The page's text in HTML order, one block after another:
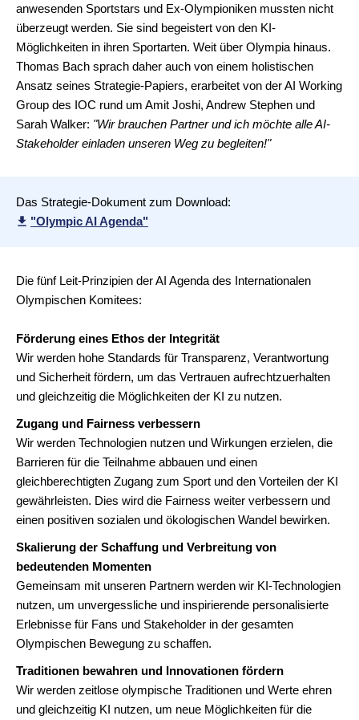
anwesenden Sportstars und Ex-Olympioniken mussten nicht
überzeugt werden. Sie sind begeistert von den KI-
Möglichkeiten in ihren Sportarten. Weit über Olympia hinaus.
Thomas Bach sprach daher auch von einem holistischen
Ansatz seines Strategie-Papiers, erarbeitet von der AI Working
Group des IOC rund um Amit Joshi, Andrew Stephen und
Sarah Walker: "Wir brauchen Partner und ich möchte alle AI-
Stakeholder einladen unseren Weg zu begleiten!"
Das Strategie-Dokument zum Download:
"Olympic AI Agenda"
Die fünf Leit-Prinzipien der AI Agenda des Internationalen
Olympischen Komitees:
Förderung eines Ethos der Integrität
Wir werden hohe Standards für Transparenz, Verantwortung
und Sicherheit fördern, um das Vertrauen aufrechtzuerhalten
und gleichzeitig die Möglichkeiten der KI zu nutzen.
Zugang und Fairness verbessern
Wir werden Technologien nutzen und Wirkungen erzielen, die
Barrieren für die Teilnahme abbauen und einen
gleichberechtigten Zugang zum Sport und den Vorteilen der KI
gewährleisten. Dies wird die Fairness weiter verbessern und
einen positiven sozialen und ökologischen Wandel bewirken.
Skalierung der Schaffung und Verbreitung von
bedeutenden Momenten
Gemeinsam mit unseren Partnern werden wir KI-Technologien
nutzen, um unvergessliche und inspirierende personalisierte
Erlebnisse für Fans und Stakeholder in der gesamten
Olympischen Bewegung zu schaffen.
Traditionen bewahren und Innovationen fördern
Wir werden zeitlose olympische Traditionen und Werte ehren
und gleichzeitig KI nutzen, um neue Möglichkeiten für die